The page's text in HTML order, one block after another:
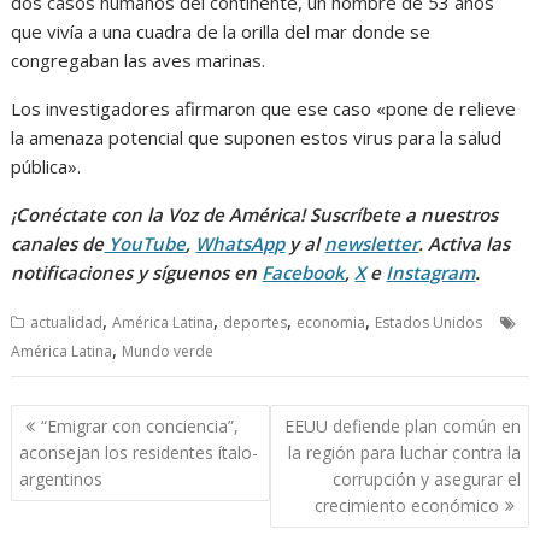
que vivía a una cuadra de la orilla del mar donde se
congregaban las aves marinas.
Los investigadores afirmaron que ese caso «pone de relieve
la amenaza potencial que suponen estos virus para la salud
pública».
¡Conéctate con la Voz de América! Suscríbete a nuestros
canales deYouTube, WhatsAppy alnewsletter. Activa las
notificaciones y síguenos en Facebook,Xe Instagram.
actualidad,América Latina, deportes, economia, Estados Unidos
América Latina, Mundo verde
Navegación
de
entradas
“Emigrar con conciencia”,
aconsejan los residentes ítalo-
argentinos
EEUU defiende plan común en
la región para luchar contra la
corrupción y asegurar el
crecimiento económico